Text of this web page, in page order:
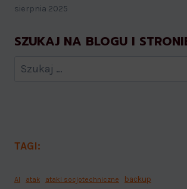
sierpnia 2025
SZUKAJ NA BLOGU I
Szukaj:
TAGI:
AI atak ataki socjotechniczne backup